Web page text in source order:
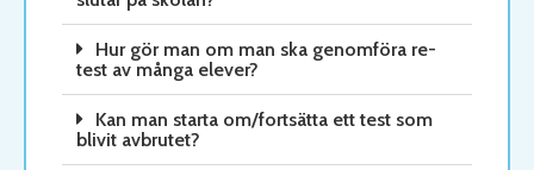
Hur gör man om man ska genomföra re-
test av många elever?
Kan man starta om/fortsätta ett test som
blivit avbrutet?